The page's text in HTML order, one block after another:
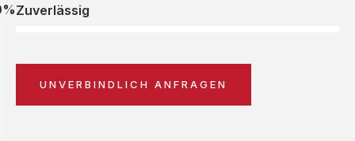
Zuverlässig
UNVERBINDLICH ANFRAGEN